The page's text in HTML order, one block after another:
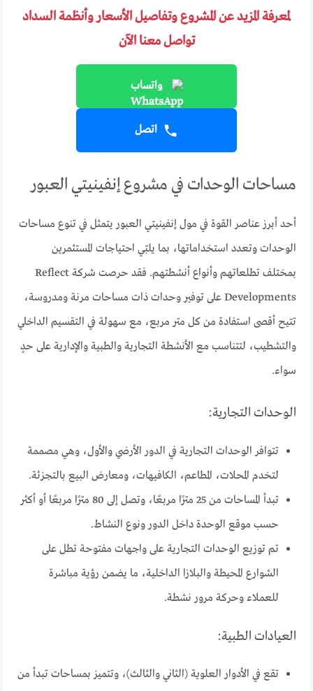
لمعرفة المزيد عن المشروع وتفاصيل الأسعار وأنظمة السداد
تواصل معنا الآن
واتساب
اتصل
مساحات الوحدات في مشروع إنفينيتي العبور
أحد أبرز عناصر القوة في مول إنفينيتي العبور يتمثل في تنوع مساحات
الوحدات وتعدد استخداماتها، بما يلبّي احتياجات المستثمرين
بمختلف تطلعاتهم وأنواع أنشطتهم. فقد حرصت شركة Reflect
Developments على توفير وحدات ذات مساحات مرنة ومدروسة،
تتيح أقصى استفادة من كل متر مربع، مع سهولة في التقسيم الداخلي
والتشطيب، لتتناسب مع الأنشطة التجارية والطبية والإدارية على حدٍ
سواء.
الوحدات التجارية:
تتوافر الوحدات التجارية في الدور الأرضي والأول، وهي مصممة
لتخدم المحلات، المطاعم، الكافيهات، ومعارض البيع بالتجزئة.
تبدأ المساحات من 25 مترًا مربعًا، وتصل إلى 80 مترًا مربعًا أو أكثر
حسب موقع الوحدة داخل الدور ونوع النشاط.
تم توزيع الوحدات التجارية على واجهات مفتوحة تطل على
الشوارع المحيطة والبلازا الداخلية، ما يضمن رؤية مباشرة
للعملاء وحركة مرور نشطة.
العيادات الطبية:
تقع في الأدوار العلوية (الثاني والثالث)، وتتميز بمساحات تبدأ من